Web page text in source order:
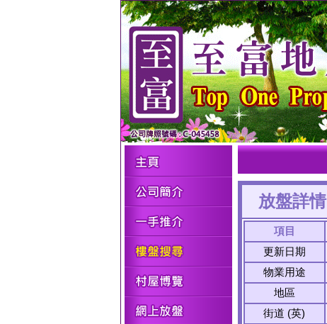
放盤詳情
項目
更新日期
物業用途
地區
街道 (英)